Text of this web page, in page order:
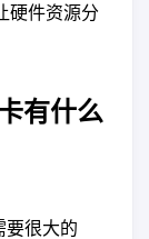
硬件资源分
有什么
要很大的